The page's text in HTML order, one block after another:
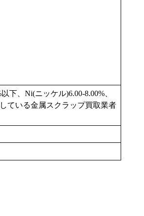
下、Ni(ニッケル)6.00-8.00%、
ている金属スクラップ買取業者